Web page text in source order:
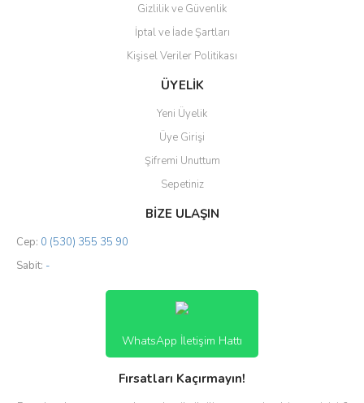
Gizlilik ve Güvenlik
İptal ve İade Şartları
Kişisel Veriler Politikası
ÜYELİK
Yeni Üyelik
Üye Girişi
Şifremi Unuttum
Sepetiniz
BİZE ULAŞIN
Cep: 0 (530) 355 35 90
Sabit: -
WhatsApp İletişim Hattı
Fırsatları Kaçırmayın!